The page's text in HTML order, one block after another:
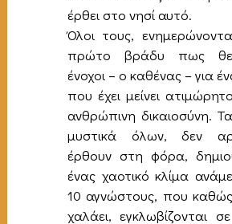
έρθει στο νησί αυτό.
Όλοι τους,
πρώτο βράδυ πως
ένοχοι – ο καθένας – για
που έχει μείνει
ανθρώπινη δικαιοσύνη.
μυστικά όλων, δεν
έρθουν στη φόρα,
ένας χαοτικό κλίμα
10 αγνώστους, που
χαλάει, εγκλωβίζονται